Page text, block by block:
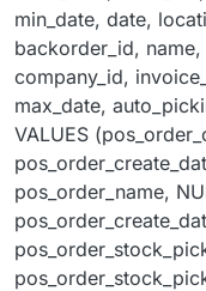
min_date, date,
backorder_id,
company_id,
max_date,
VALUES
pos_order_name,